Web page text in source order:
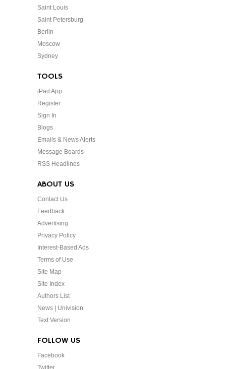
Saint Louis
Saint Petersburg
Berlin
Moscow
Sydney
TOOLS
iPad App
Register
Sign In
Blogs
Emails & News Alerts
Message Boards
RSS Headlines
ABOUT US
Contact Us
Feedback
Advertising
Privacy Policy
Interest-Based Ads
Terms of Use
Site Map
Site Index
Authors List
News | Univision
Text Version
FOLLOW US
Facebook
Twitter